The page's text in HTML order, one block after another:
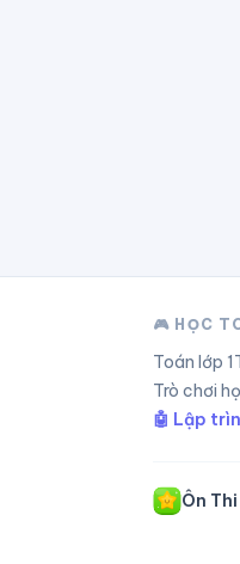
🎮 HỌC
Toán lớp 1
Trò chơi
🤖 Lập
Ôn Thi